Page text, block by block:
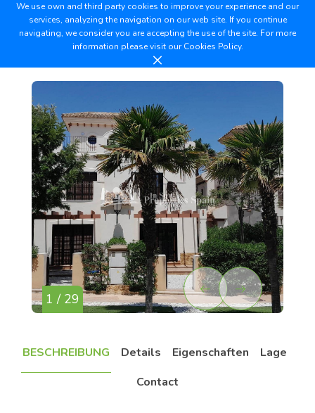
We use own and third party cookies to improve your experience and our
services, analyzing the navigation on our web site. If you continue
navigating, we consider you are accepting the use of the site. For more
information please visit ourCookies Policy.
1 / 29
BESCHREIBUNG Details Eigenschaften
Lage
Contact